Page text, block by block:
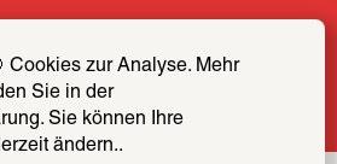
Cookies zur Analyse. Mehr
Sie in der
Sie können Ihre
ändern..
FREUND*IN werden
Mehr erfahren